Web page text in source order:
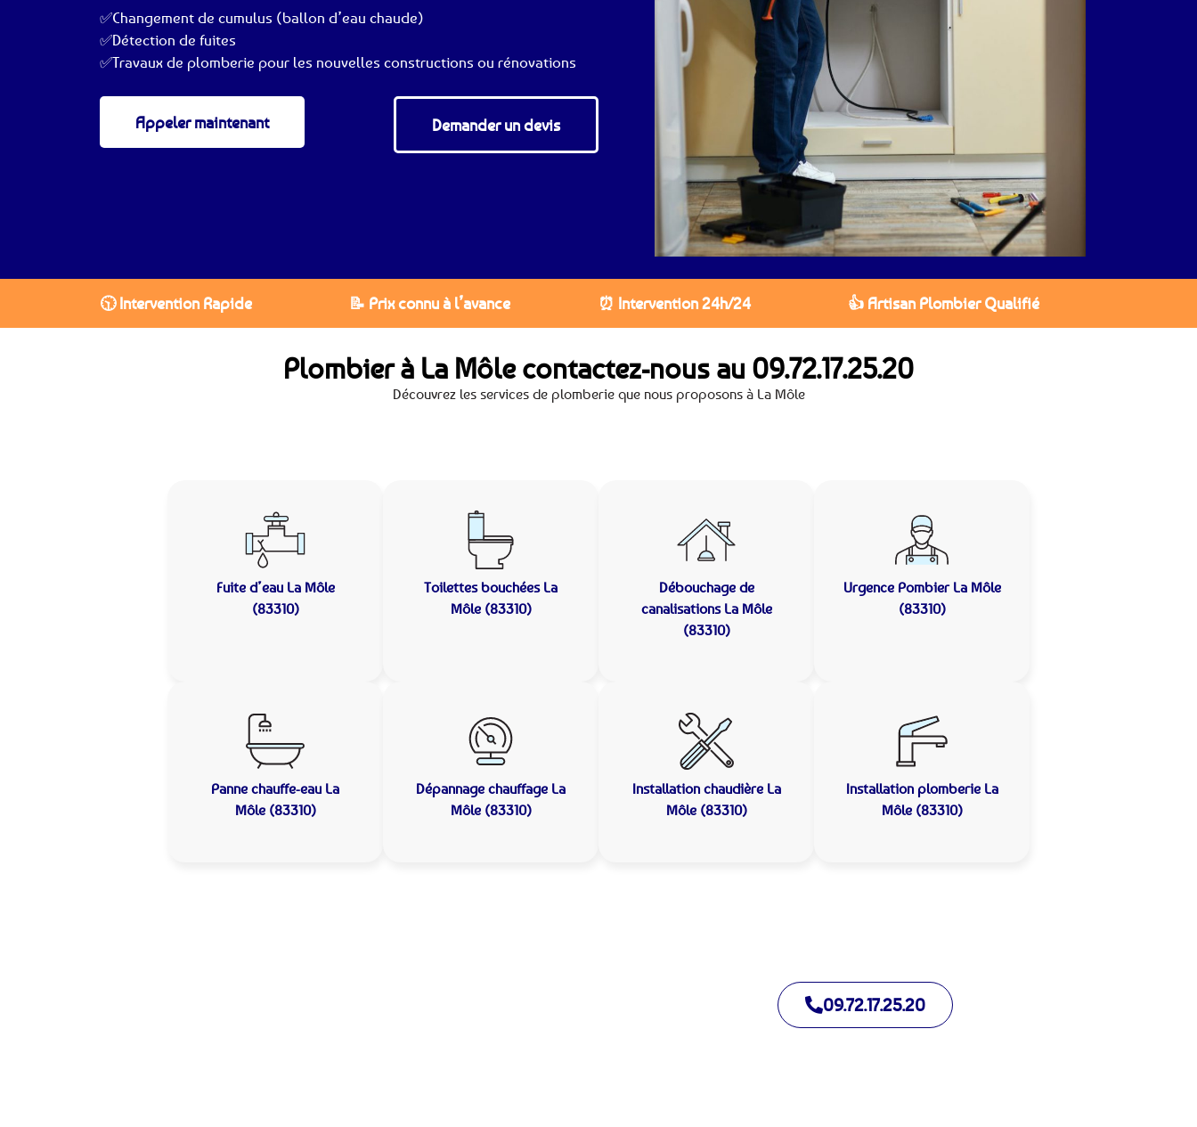
✅Changement de cumulus (ballon d’eau chaude)
✅Détection de fuites
✅Travaux de plomberie pour les nouvelles constructions ou rénovations
Appeler maintenant Demander un devis
🕥 Intervention Rapide 📝 Prix connu à l’avance ⏰ Intervention 24h/24 👍 Artisan Plombier Qualifié
Plombier à La Môle contactez-nous au 09.72.17.25.20
Découvrez les services de plomberie que nous proposons à La Môle
Fuite d’eau La Môle
(83310)
Toilettes bouchées La
Môle (83310)
Débouchage de
canalisations La Môle
(83310)
Urgence Pombier La Môle
(83310)
Panne chauffe-eau La
Môle (83310)
Dépannage chauffage La
Môle (83310)
Installation chaudière La
Môle (83310)
Installation plomberie La
Môle (83310)
09.72.17.25.20